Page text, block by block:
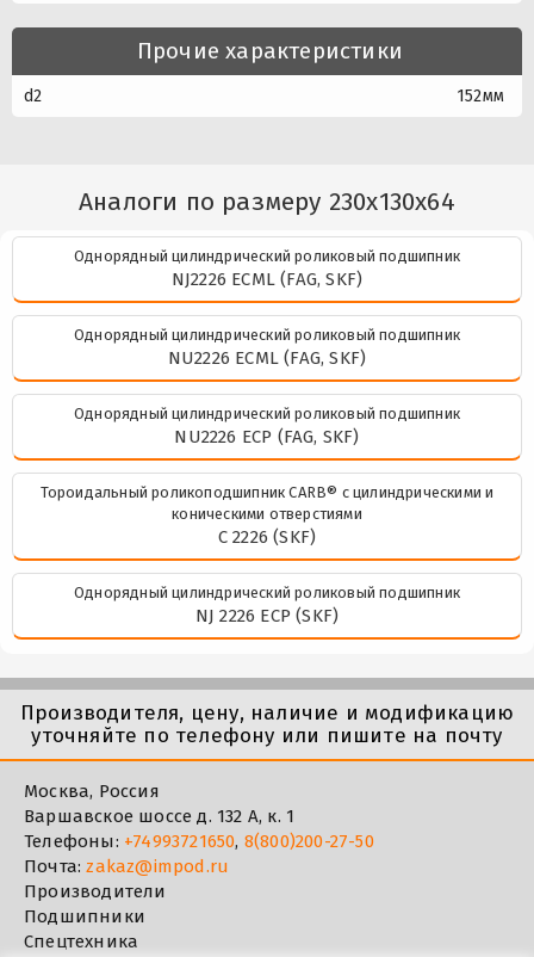
Прочие характеристики
d2 152мм
Аналоги по размеру 230x130x64
Однорядный цилиндрический роликовый подшипник
NJ2226 ECML (FAG, SKF)
Однорядный цилиндрический роликовый подшипник
NU2226 ECML (FAG, SKF)
Однорядный цилиндрический роликовый подшипник
NU2226 ECP (FAG, SKF)
Тороидальный роликоподшипник CARB® с цилиндрическими и
коническими отверстиями
C 2226 (SKF)
Однорядный цилиндрический роликовый подшипник
NJ 2226 ECP (SKF)
Производителя, цену, наличие и модификацию
уточняйте по телефону или пишите на почту
Москва, Россия
Варшавское шоссе д. 132 А, к. 1
Телефоны: +74993721650, 8(800)200-27-50
Почта:zakaz@impod.ru
Производители
Подшипники
Спецтехника